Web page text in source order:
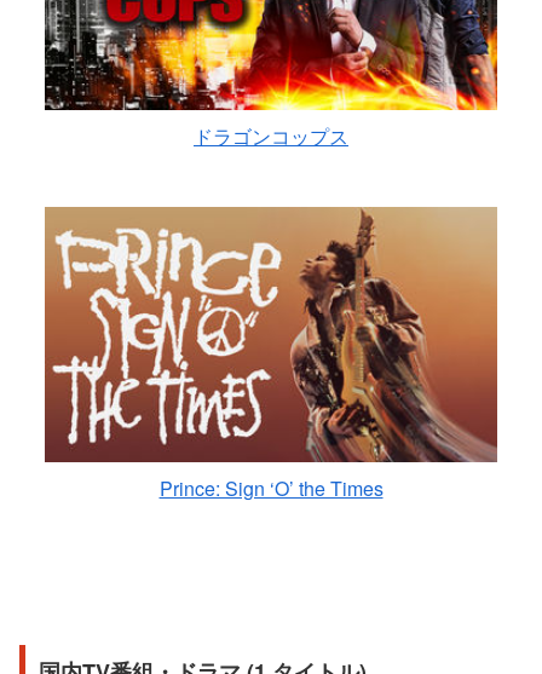
ドラゴンコップス
Prince: Sign ‘O’ the Times